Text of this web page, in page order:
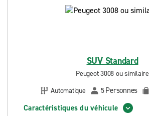
SUV Standard
Peugeot 3008 ou similaire
Automatique
5Personnes
Caractéristiques du véhicule